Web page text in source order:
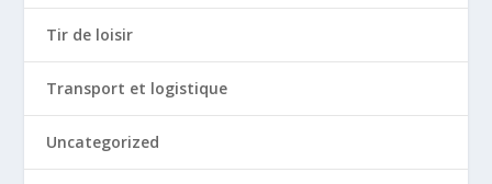
Tir de loisir
Transport et logistique
Uncategorized